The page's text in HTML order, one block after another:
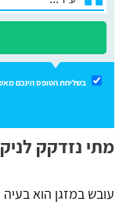
בשליחת הטופס הינכם
מתי נזדקק
עובש במזגן הוא